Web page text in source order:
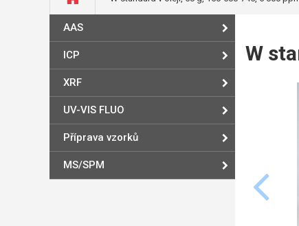
AAS
ICP
XRF
UV-VIS FLUO
Příprava vzorků
MS/SPM
W